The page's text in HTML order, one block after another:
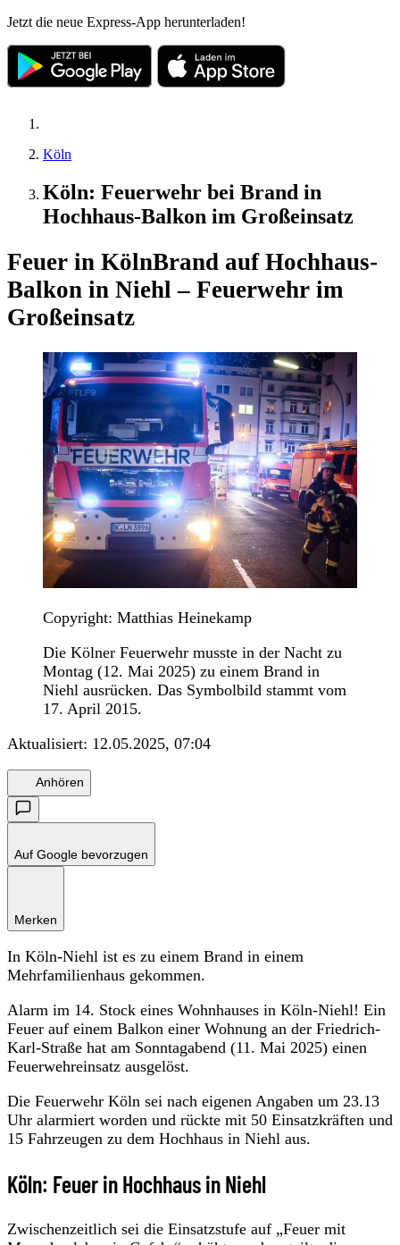
Jetzt die neue Express-App herunterladen!
Köln
Köln: Feuerwehr bei Brand in
Hochhaus-Balkon im Großeinsatz
Feuer in KölnBrand auf Hochhaus-
Balkon in Niehl – Feuerwehr im
Großeinsatz
Copyright: Matthias Heinekamp
Die Kölner Feuerwehr musste in der Nacht zu
Montag (12. Mai 2025) zu einem Brand in
Niehl ausrücken. Das Symbolbild stammt vom
17. April 2015.
Aktualisiert: 12.05.2025, 07:04
Anhören
Auf Google bevorzugen
Merken
In Köln-Niehl ist es zu einem Brand in einem
Mehrfamilienhaus gekommen.
Alarm im 14. Stock eines Wohnhauses in Köln-Niehl! Ein
Feuer auf einem Balkon einer Wohnung an der Friedrich-
Karl-Straße hat am Sonntagabend (11. Mai 2025) einen
Feuerwehreinsatz ausgelöst.
Die Feuerwehr Köln sei nach eigenen Angaben um 23.13
Uhr alarmiert worden und rückte mit 50 Einsatzkräften und
15 Fahrzeugen zu dem Hochhaus in Niehl aus.
Köln: Feuer in Hochhaus in Niehl
Zwischenzeitlich sei die Einsatzstufe auf „Feuer mit